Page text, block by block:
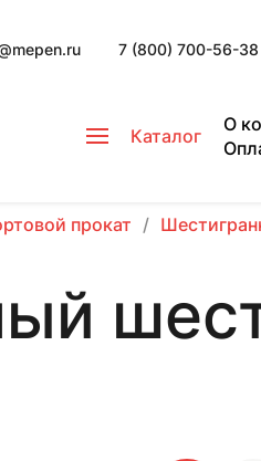
7 (800) 700-56-38
Каталог
О
прокат